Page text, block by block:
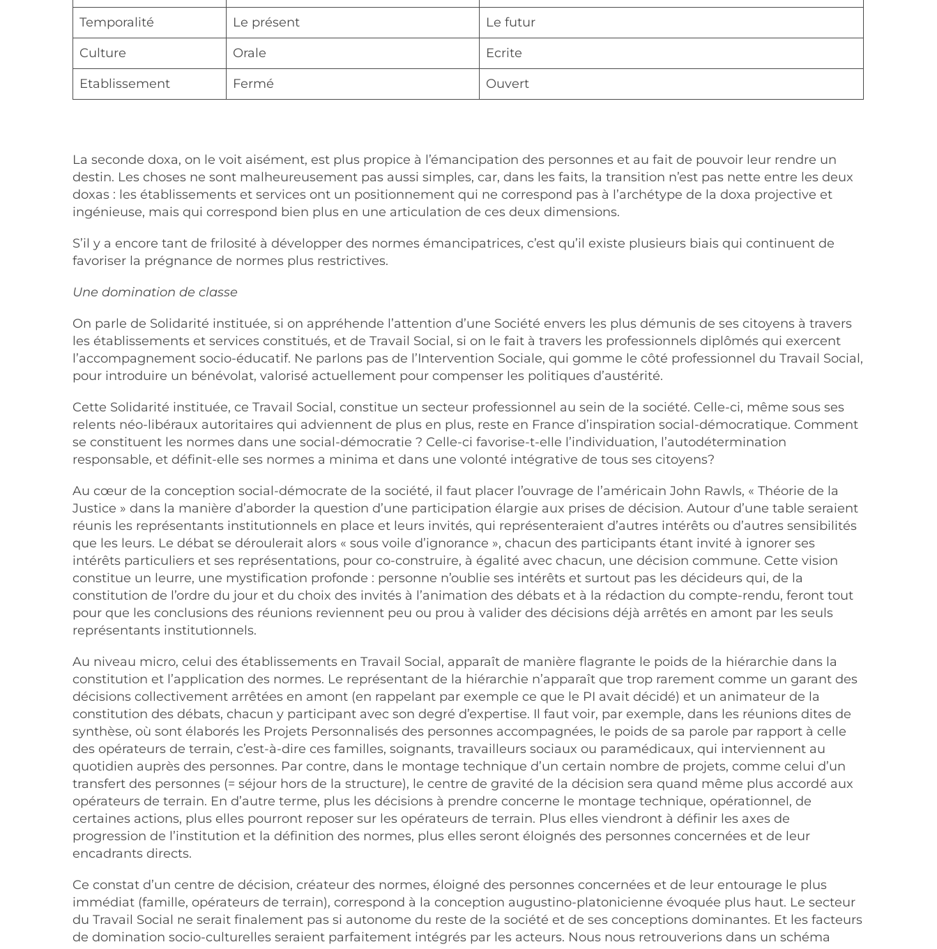
Temporalité
Le présent
Le futur
Culture
Orale
Ecrite
Etablissement
Fermé Ouvert
La seconde doxa, on le voit aisément, est plus propice à l’émancipation des personnes et au fait de pouvoir leur rendre un
destin. Les choses ne sont malheureusement pas aussi simples, car, dans les faits, la transition n’est pas nette entre les deux
doxas : les établissements et services ont un positionnement qui ne correspond pas à l’archétype de la doxa projective et
ingénieuse, mais qui correspond bien plus en une articulation de ces deux dimensions.
S’il y a encore tant de frilosité à développer des normes émancipatrices, c’est qu’il existe plusieurs biais qui continuent de
favoriser la prégnance de normes plus restrictives.
Une domination de classe
On parle de Solidarité instituée, si on appréhende l’attention d’une Société envers les plus démunis de ses citoyens à travers
les établissements et services constitués, et de Travail Social, si on le fait à travers les professionnels diplômés qui exercent
l’accompagnement socio-éducatif. Ne parlons pas de l’Intervention Sociale, qui gomme le côté professionnel du Travail Social,
pour introduire un bénévolat, valorisé actuellement pour compenser les politiques d’austérité.
Cette Solidarité instituée, ce Travail Social, constitue un secteur professionnel au sein de la société. Celle-ci, même sous ses
relents néo-libéraux autoritaires qui adviennent de plus en plus, reste en France d’inspiration social-démocratique. Comment
se constituent les normes dans une social-démocratie ? Celle-ci favorise-t-elle l’individuation, l’autodétermination
responsable, et définit-elle ses normes a minima et dans une volonté intégrative de tous ses citoyens?
Au cœur de la conception social-démocrate de la société, il faut placer l’ouvrage de l’américain John Rawls, « Théorie de la
Justice » dans la manière d’aborder la question d’une participation élargie aux prises de décision. Autour d’une table seraient
réunis les représentants institutionnels en place et leurs invités, qui représenteraient d’autres intérêts ou d’autres sensibilités
que les leurs. Le débat se déroulerait alors « sous voile d’ignorance », chacun des participants étant invité à ignorer ses
intérêts particuliers et ses représentations, pour co-construire, à égalité avec chacun, une décision commune. Cette vision
constitue un leurre, une mystification profonde : personne n’oublie ses intérêts et surtout pas les décideurs qui, de la
constitution de l’ordre du jour et du choix des invités à l’animation des débats et à la rédaction du compte-rendu, feront tout
pour que les conclusions des réunions reviennent peu ou prou à valider des décisions déjà arrêtés en amont par les seuls
représentants institutionnels.
Au niveau micro, celui des établissements en Travail Social, apparaît de manière flagrante le poids de la hiérarchie dans la
constitution et l’application des normes. Le représentant de la hiérarchie n’apparaît que trop rarement comme un garant des
décisions collectivement arrêtées en amont (en rappelant par exemple ce que le PI avait décidé) et un animateur de la
constitution des débats, chacun y participant avec son degré d’expertise. Il faut voir, par exemple, dans les réunions dites de
synthèse, où sont élaborés les Projets Personnalisés des personnes accompagnées, le poids de sa parole par rapport à celle
des opérateurs de terrain, c’est-à-dire ces familles, soignants, travailleurs sociaux ou paramédicaux, qui interviennent au
quotidien auprès des personnes. Par contre, dans le montage technique d’un certain nombre de projets, comme celui d’un
transfert des personnes (= séjour hors de la structure), le centre de gravité de la décision sera quand même plus accordé aux
opérateurs de terrain. En d’autre terme, plus les décisions à prendre concerne le montage technique, opérationnel, de
certaines actions, plus elles pourront reposer sur les opérateurs de terrain. Plus elles viendront à définir les axes de
progression de l’institution et la définition des normes, plus elles seront éloignés des personnes concernées et de leur
encadrants directs.
Ce constat d’un centre de décision, créateur des normes, éloigné des personnes concernées et de leur entourage le plus
immédiat (famille, opérateurs de terrain), correspond à la conception augustino-platonicienne évoquée plus haut. Le secteur
du Travail Social ne serait finalement pas si autonome du reste de la société et de ses conceptions dominantes. Et les facteurs
de domination socio-culturelles seraient parfaitement intégrés par les acteurs. Nous nous retrouverions dans un schéma